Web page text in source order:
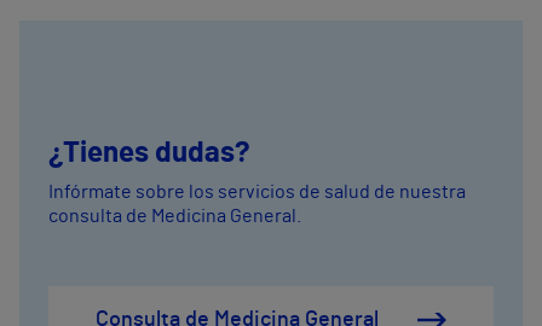
¿Tienes dudas?
Infórmate sobre los servicios de salud de nuestra
consulta de Medicina General.
Consulta de Medicina General